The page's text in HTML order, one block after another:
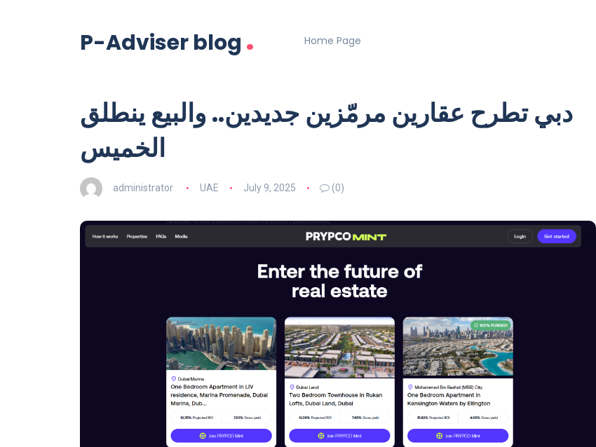
P-Adviser blog . Home Page
دبي تطرح عقارين مرمّزين جديدين.. والبيع ينطلق
الخميس
administrator UAE July 9, 2025 (0)